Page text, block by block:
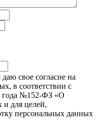
свое согласие на
в соответствии с
года №152-ФЗ «О
и для целей,
персональных данных